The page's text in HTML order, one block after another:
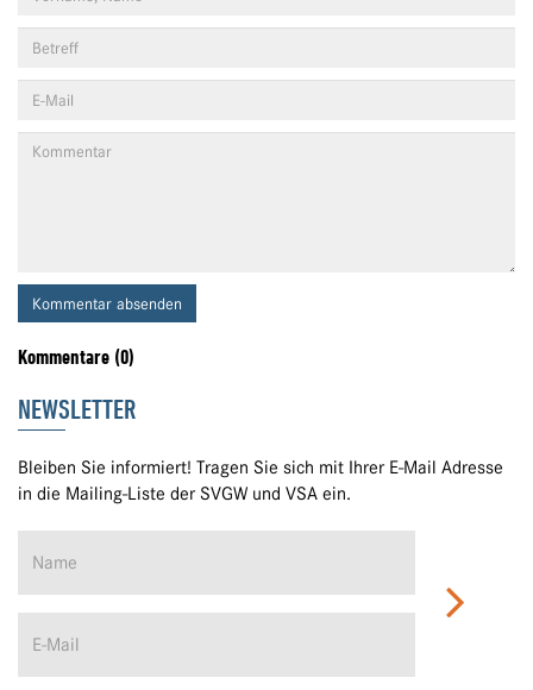
Kommentar absenden
Kommentare (0)
NEWSLETTER
Bleiben Sie informiert! Tragen Sie sich mit Ihrer E-Mail Adresse
in die Mailing-Liste der SVGW und VSA ein.